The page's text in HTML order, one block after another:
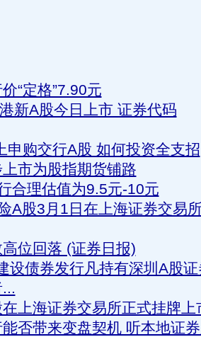
“定格”7.90元
新A股今日上市 证券代码
申购交行A股 如何投资全支招
市为股指期货铺路
合理估值为9.5元-10元
A股3月1日在上海证券交易
位回落 (证券日报)
设债券发行凡持有深圳A股证
上海证券交易所正式挂牌上
否带来变盘契机 听本地证